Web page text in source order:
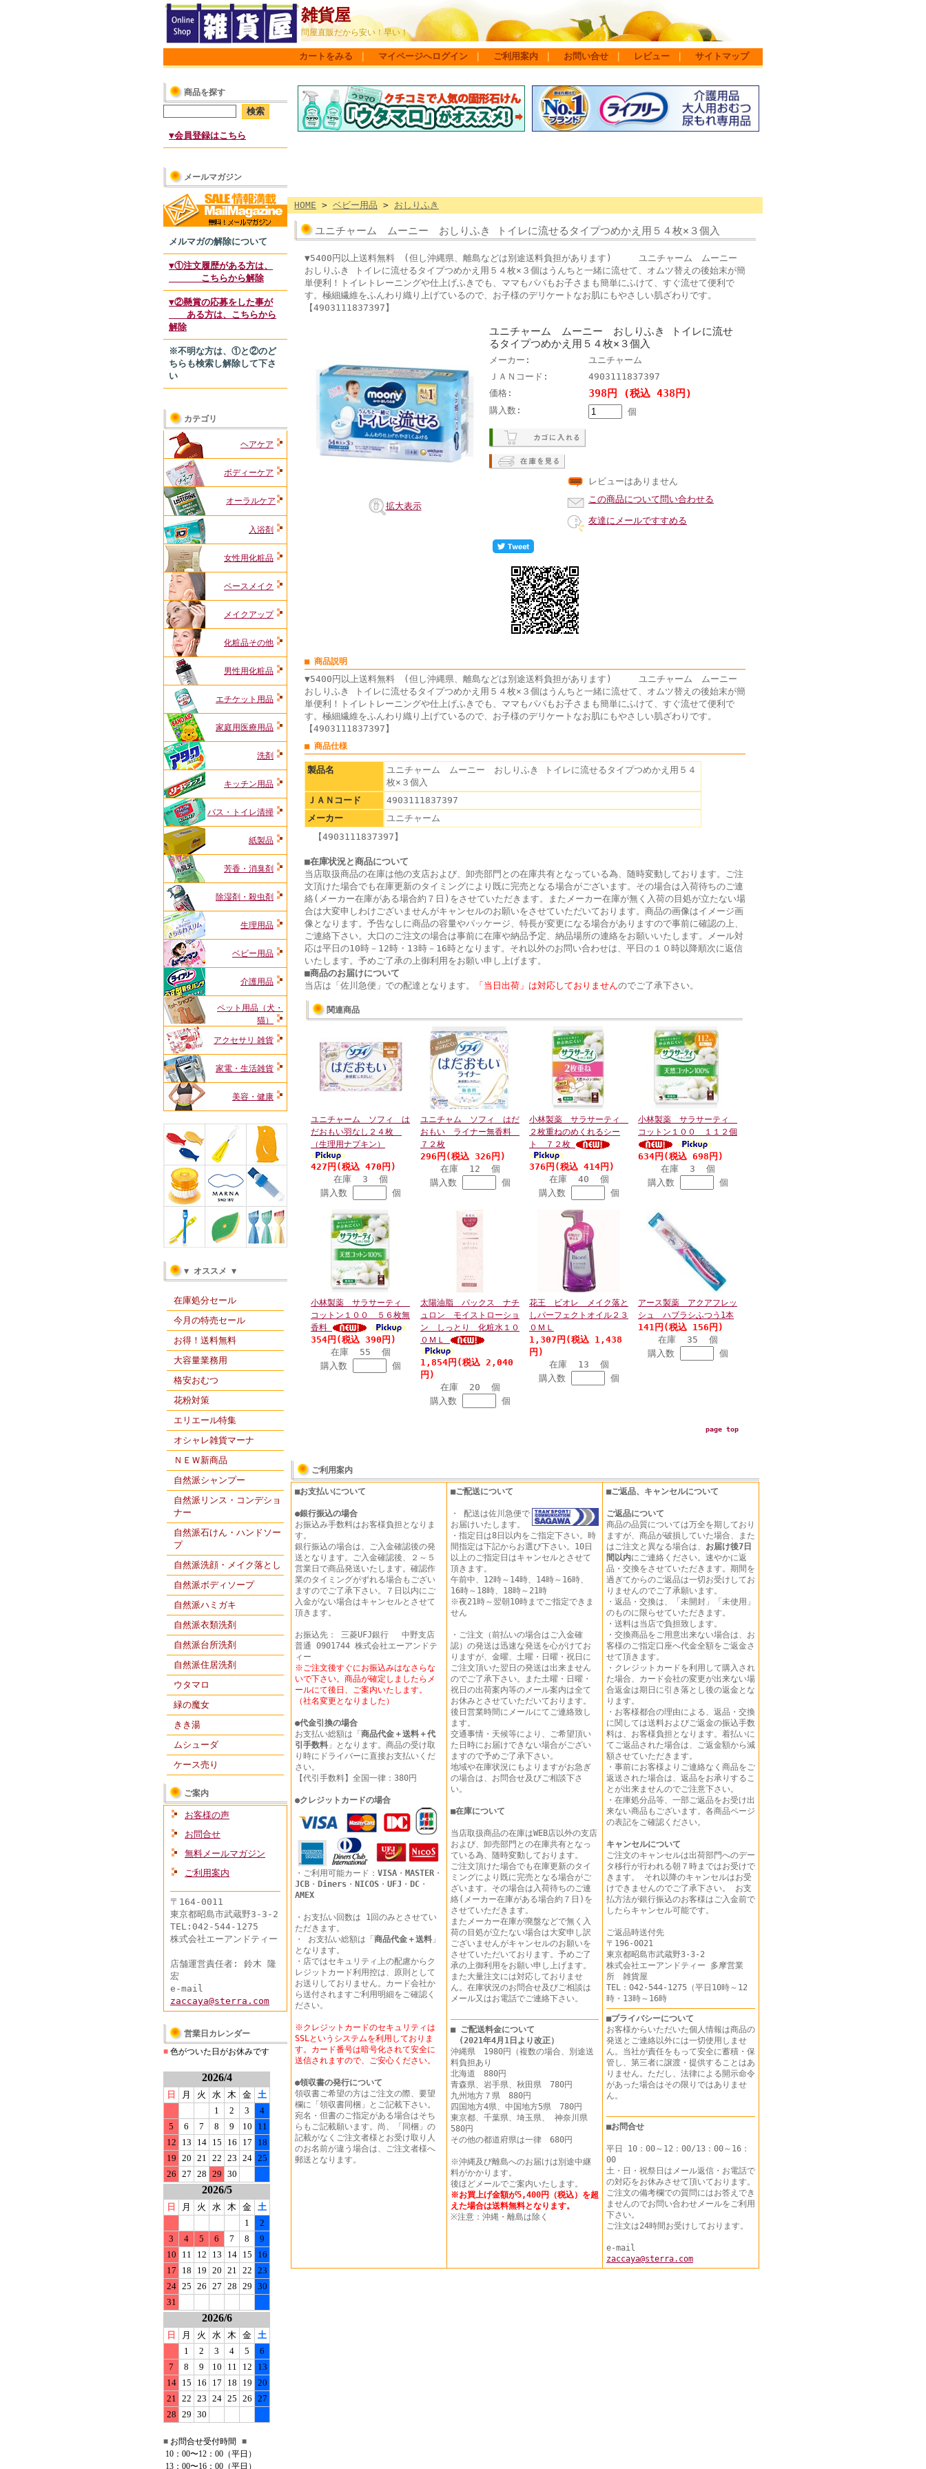
雑貨屋
問屋直販だから安い！早い！
カートをみる マイページへログイン ご利用案内 お問い合せ レビュー サイトマップ
商品を探す
▼会員登録はこちら
メールマガジン
メルマガの解除について
▼①注文履歴がある方は、
こちらから解除
▼②懸賞の応募をした事が
ある方は、こちらから
解除
※不明な方は、①と②のど
ちらも検索し解除して下さ
い
カテゴリ
ヘアケア
ボディーケア
オーラルケア
入浴剤
女性用化粧品
ベースメイク
メイクアップ
化粧品その他
男性用化粧品
エチケット用品
家庭用医療用品
洗剤
キッチン用品
バス・トイレ清掃
紙製品
芳香・消臭剤
除湿剤・殺虫剤
生理用品
ベビー用品
介護用品
ペット用品（犬・
猫）
アクセサリ 雑貨
家電・生活雑貨
美容・健康
▼ オススメ ▼
在庫処分セール
今月の特売セール
お得！送料無料
大容量業務用
格安おむつ
花粉対策
エリエール特集
オシャレ雑貨マーナ
ＮＥＷ新商品
自然派シャンプー
自然派リンス・コンデショ
ナー
自然派石けん・ハンドソー
プ
自然派洗顔・メイク落とし
自然派ボディソープ
自然派ハミガキ
自然派衣類洗剤
自然派台所洗剤
自然派住居洗剤
ウタマロ
緑の魔女
きき湯
ムシューダ
ケース売り
ご案内
お客様の声
お問合せ
無料メールマガジン
ご利用案内
〒164-0011
東京都昭島市武蔵野3-3-2
TEL:042-544-1275
株式会社エーアンドティー
店舗運営責任者: 鈴木 隆
宏
e-mail
zaccaya@sterra.com
営業日カレンダー
■ 色がついた日がお休みです
2026/4
日 月 火 水 木 金 土
1
2 3
4
5
6 7 8 9 10
11
12
13 14 15 16 17
18
19 20 21 22 23 24 25
26 27 28 29 30
2026/5
日 月 火 水 木 金 土
1
2
3
4 5 6 7 8
9
10
11 12 13 14 15
16
17
18 19 20 21 22 23
24 25 26 27 28 29 30
31
2026/6
日 月 火 水 木 金 土
1
2 3 4 5
6
7
8 9 10 11 12
13
14
15 16 17 18 19 20
21 22 23 24 25 26 27
28 29 30
■ お問合せ受付時間
■
10：00〜12：00（平日）
13：00〜16：00（平日）
HOME > ベビー用品 > おしりふき
ユニチャーム ムーニー おしりふき トイレに流せるタイプつめかえ用５４枚×３個入
▼5400円以上送料無料 (但し沖縄県、離島などは別途送料負担があります) ユニチャーム ムーニー
おしりふき トイレに流せるタイプつめかえ用５４枚×３個はうんちと一緒に流せて、オムツ替えの後始末が簡
単便利！トイレトレーニングや仕上げふきでも、ママもパパもお子さまも簡単にふけて、すぐ流せて便利で
す。極細繊維をふんわり織り上げているので、お子様のデリケートなお肌にもやさしい肌ざわりです。
【4903111837397】
拡大表示
ユニチャーム ムーニー おしりふき トイレに流せ
るタイプつめかえ用５４枚×３個入
メーカー:
ユニチャーム
ＪＡＮコード:
4903111837397
価格:
398円 (税込 438円)
購入数: 個
レビューはありません
この商品について問い合わせる
友達にメールですすめる
■ 商品説明
▼5400円以上送料無料 (但し沖縄県、離島などは別途送料負担があります) ユニチャーム ムーニー
おしりふき トイレに流せるタイプつめかえ用５４枚×３個はうんちと一緒に流せて、オムツ替えの後始末が簡
単便利！トイレトレーニングや仕上げふきでも、ママもパパもお子さまも簡単にふけて、すぐ流せて便利で
す。極細繊維をふんわり織り上げているので、お子様のデリケートなお肌にもやさしい肌ざわりです。
【4903111837397】
■ 商品仕様
製品名
ユニチャーム ムーニー おしりふき トイレに流せるタイプつめかえ用５４
枚×３個入
ＪＡＮコード
4903111837397
メーカー
ユニチャーム
【4903111837397】
■在庫状況と商品について
当店取扱商品の在庫は他の支店および、卸売部門との在庫共有となっている為、随時変動しております。ご注
文頂けた場合でも在庫更新のタイミングにより既に完売となる場合がございます。その場合は入荷待ちのご連
絡(メーカー在庫がある場合約７日)をさせていただきます。またメーカー在庫が無く入荷の目処が立たない場
合は大変申しわけございませんがキャンセルのお願いをさせていただいております。商品の画像はイメージ画
像となります。予告なしに商品の容量やパッケージ、特長が変更になる場合がありますので事前に確認の上、
ご連絡下さい。大口のご注文の場合は事前に在庫や納品予定、納品場所の連絡をお願いいたします。メール対
応は平日の10時－12時・13時－16時となります。それ以外のお問い合わせは、平日の１０時以降順次に返信
いたします。予めご了承の上御利用をお願い申し上げます。
■商品のお届けについて
当店は「佐川急便」での配達となります。
「当日出荷」は対応しておりませんのでご了承下さい。
関連商品
ユニチャーム ソフィ は
だおもい羽なし２４枚
（生理用ナプキン）
427円(税込 470円)
在庫 3 個
購入数
個
ユニチャム ソフィ はだ
おもい ライナー無香料
７２枚
296円(税込 326円)
在庫 12 個
購入数
個
小林製薬 サラサーティ
２枚重ねのめくれるシー
ト ７２枚
376円(税込 414円)
在庫 40 個
購入数
個
小林製薬 サラサーティ
コットン１００ １１２個
634円(税込 698円)
在庫 3 個
購入数
個
小林製薬 サラサーティ
コットン１００ ５６枚無
香料
354円(税込 390円)
在庫 55 個
購入数
個
太陽油脂 パックス ナチ
ュロン モイストローショ
ン しっとり 化粧水１０
０ＭＬ
1,854円(税込 2,040
円)
在庫 20 個
購入数
個
花王 ビオレ メイク落と
しパーフェクトオイル２３
０ＭＬ
1,307円(税込 1,438
円)
在庫 13 個
購入数
個
アース製薬 アクアフレッ
シュ ハブラシふつう1本
141円(税込 156円)
在庫 35 個
購入数
個
page top
ご利用案内
■お支払いについて
●銀行振込の場合
お振込み手数料はお客様負担となりま
す。
銀行振込の場合は、ご入金確認後の発
送となります。ご入金確認後、２～５
営業日で商品発送いたします。確認作
業のタイミングがずれる場合もござい
ますのでご了承下さい。７日以内にご
入金がない場合はキャンセルとさせて
頂きます。
お振込先： 三菱UFJ銀行 中野支店
普通 0901744 株式会社エーアンドテ
ィー
※ご注文後すぐにお振込みはなさらな
いで下さい。商品が確定しましたらメ
ールにて後日、ご案内いたします。
（社名変更となりました）
●代金引換の場合
お支払い総額は「 商品代金＋送料＋代
引手数料 」となります。商品の受け取
り時にドライバーに直接お支払いくだ
さい。
【代引手数料】全国一律：380円
●クレジットカードの場合
・ご利用可能カード： VISA ・ MASTER ・
JCB ・ Diners ・ NICOS ・ UFJ ・ DC ・
AMEX
・お支払い回数は 1回のみとさせてい
ただきます。
・ お支払い総額は「 商品代金＋送料 」
となります。
・店ではセキュリティ上の配慮からク
レジットカード利用控は、原則として
お送りしておりません。カード会社か
ら送付されますご利用明細をご確認く
ださい。
※クレジットカードのセキュリティは
SSLというシステムを利用しておりま
す。カード番号は暗号化されて安全に
送信されますので、ご安心ください。
●領収書の発行について
領収書ご希望の方はご注文の際、要望
欄に「領収書同梱」とご記載下さい。
宛名・但書のご指定がある場合はそち
らもご記載願います。尚、「同梱」の
記載がなくご注文者様とお受け取り人
のお名前が違う場合は、ご注文者様へ
郵送となります。
■ご配送について
・ 配送は佐川急便で
お届けいたします。
・指定日は8日以内をご指定下さい。時
間指定は下記からお選び下さい。10日
以上のご指定日はキャンセルとさせて
頂きます。
午前中、12時～14時、14時～16時、
16時～18時、18時～21時
※夜21時～翌朝10時までご指定できま
せん
・ご注文（前払いの場合はご入金確
認）の発送は迅速な発送を心がけてお
りますが、金曜、土曜・日曜・祝日に
ご注文頂いた翌日の発送は出来ません
のでご了承下さい。また土曜・日曜・
祝日の出荷案内等のメール案内は全て
お休みとさせていただいております。
後日営業時間にメールにてご連絡致し
ます。
交通事情・天候等により、ご希望頂い
た日時にお届けできない場合がござい
ますので予めご了承下さい。
地域や在庫状況にもよりますがお急ぎ
の場合は、お問合せ及びご相談下さ
い。
■在庫について
当店取扱商品の在庫はWEB店以外の支店
および、卸売部門との在庫共有となっ
ている為、随時変動しております。
ご注文頂けた場合でも在庫更新のタイ
ミングにより既に完売となる場合がご
ざいます。その場合は入荷待ちのご連
絡(メーカー在庫がある場合約７日)を
させていただきます。
またメーカー在庫が廃盤などで無く入
荷の目処が立たない場合は大変申し訳
ございませんがキャンセルのお願いを
させていただいております。予めご了
承の上御利用をお願い申し上げます。
また大量注文には対応しておりませ
ん。在庫状況のお問合せ及びご相談は
メール又はお電話でご連絡下さい。
■ ご配送料金について
(2021年4月1日より改正）
沖縄県 1980円（複数の場合、別途送
料負担あり
北海道 880円
青森県、岩手県、秋田県 780円
九州地方７県 880円
四国地方4県、中国地方5県 780円
東京都、千葉県、埼玉県、 神奈川県
580円
その他の都道府県は一律 680円
※沖縄及び離島へのお届けは別途中継
料がかかります。
後ほどメールでご案内いたします。
※お買上げ金額が5,400円（税込）を超
えた場合は送料無料となります。
※注意：沖縄・離島は除く
■ご返品、キャンセルについて
ご返品について
商品の品質については万全を期しており
ますが、商品が破損していた場合、また
はご注文と異なる場合は、 お届け後7日
間以内にご連絡ください。速やかに返
品・交換をさせていただきます。期間を
過ぎてからのご返品は一切お受けしてお
りませんのでご了承願います。
・返品・交換は、「未開封」「未使用」
のものに限らせていただきます。
・送料は当店で負担致します。
・交換商品をご用意出来ない場合は、お
客様のご指定口座へ代金全額をご返金さ
せて頂きます。
・クレジットカードを利用して購入され
た場合、カード会社の変更が出来ない場
合返金は期日に引き落とし後の返金とな
ります。
・お客様都合の理由による、返品・交換
に関しては送料およびご返金の振込手数
料は、お客様負担となります。着払いに
てご返品された場合は、ご返金額から減
額させていただきます。
・事前にお客様よりご連絡なく商品をご
返送された場合は、返品をお承りするこ
とが出来ませんのでご注意下さい。
・在庫処分品等、一部ご返品をお受け出
来ない商品もございます。各商品ページ
の表記をご確認ください。
キャンセルについて
ご注文のキャンセルは出荷部門へのデー
タ移行が行われる朝７時まではお受けで
きます。 それ以降のキャンセルはお受
けできませんのでご了承下さい。 お支
払方法が銀行振込のお客様はご入金前で
したらキャンセル可能です。
ご返品時送付先
〒196-0021
東京都昭島市武蔵野3-3-2
株式会社エーアンドティー 多摩営業
所 雑貨屋
TEL：042-544-1275（平日10時～12
時・13時～16時
■プライバシーについて
お客様からいただいた個人情報は商品の
発送とご連絡以外には一切使用しませ
ん。当社が責任をもって安全に蓄積・保
管し、第三者に譲渡・提供することはあ
りません。ただし、法律による開示命令
があった場合はその限りではありませ
ん。
■お問合せ
平日 10：00～12：00/13：00～16：
00
土・日・祝祭日はメール返信・お電話で
の対応をお休みさせて頂いております。
ご注文の備考欄での質問にはお答えでき
ませんのでお問い合わせメールをご利用
下さい。
ご注文は24時間お受けしております。
e-mail
zaccaya@sterra.com